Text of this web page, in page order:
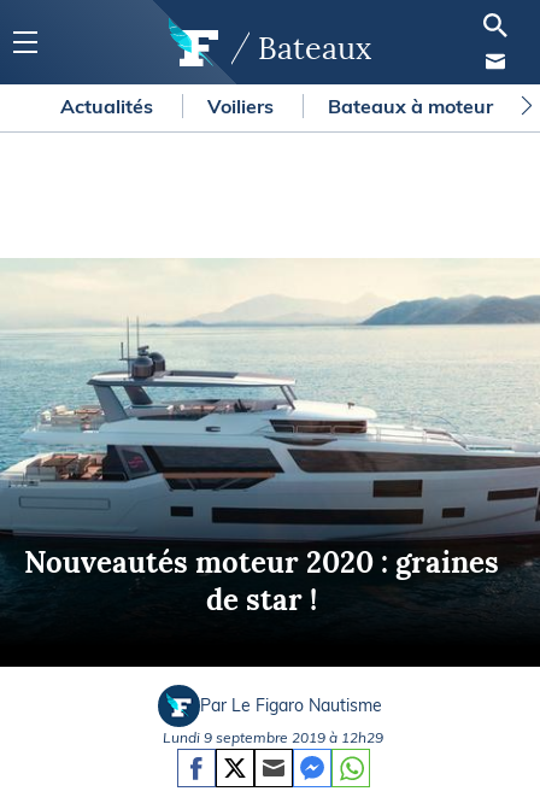
Bateaux
Actualités Voiliers Bateaux à moteur
Nouveautés moteur 2020 : graines
de star !
Par Le Figaro Nautisme
Lundi 9 septembre 2019 à 12h29